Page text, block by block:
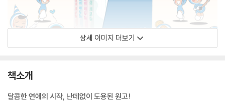
상세 이미지 더보기
책소개
달콤한 연애의 시작, 난데없이 도용된 원고!